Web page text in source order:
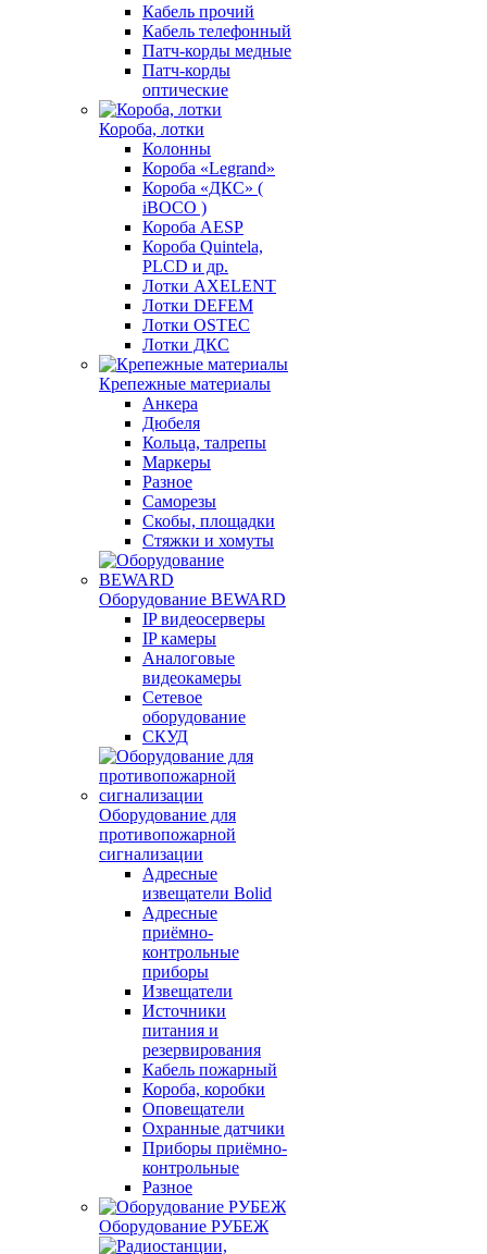
Кабель прочий
Кабель телефонный
Патч-корды медные
Патч-корды
оптические
Короба, лотки
Колонны
Короба «Legrand»
Короба «ДКС» (
iBOCO )
Короба AESP
Короба Quintela,
PLCD и др.
Лотки AXELENT
Лотки DEFEM
Лотки OSTEC
Лотки ДКС
Крепежные материалы
Анкера
Дюбеля
Кольца, талрепы
Маркеры
Разное
Саморезы
Скобы, площадки
Стяжки и хомуты
Оборудование BEWARD
IP видеосерверы
IP камеры
Аналоговые
видеокамеры
Сетевое
оборудование
СКУД
Оборудование для
противопожарной
сигнализации
Адресные
извещатели Bolid
Адресные
приёмно-
контрольные
приборы
Извещатели
Источники
питания и
резервирования
Кабель пожарный
Короба, коробки
Оповещатели
Охранные датчики
Приборы приёмно-
контрольные
Разное
Оборудование РУБЕЖ